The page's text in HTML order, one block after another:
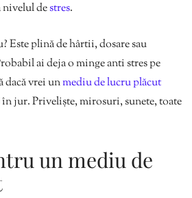
nivelul destres.
Este plină de hârtii, dosare sau
ai deja o minge anti stres pe
dacă vrei unmediu de lucru plăcut
în jur. Priveliște, mirosuri, sunete, toate
un mediu de